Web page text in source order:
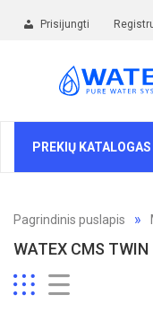
Prisijungti
PREKIŲ KATALOGAS
Pagrindinis puslapis
WATEX CMS TWIN